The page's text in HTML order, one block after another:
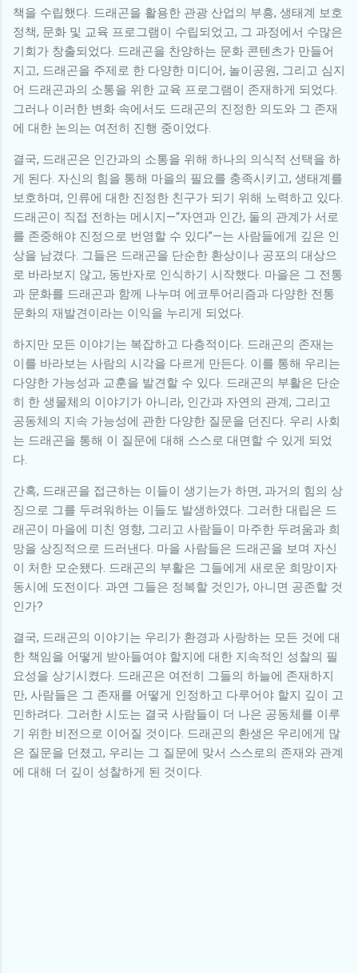
책을 수립했다. 드래곤을 활용한 관광 산업의 부흥, 생태계 보호
정책, 문화 및 교육 프로그램이 수립되었고, 그 과정에서 수많은
기회가 창출되었다. 드래곤을 찬양하는 문화 콘텐츠가 만들어
지고, 드래곤을 주제로 한 다양한 미디어, 놀이공원, 그리고 심지
어 드래곤과의 소통을 위한 교육 프로그램이 존재하게 되었다.
그러나 이러한 변화 속에서도 드래곤의 진정한 의도와 그 존재
에 대한 논의는 여전히 진행 중이었다.
결국, 드래곤은 인간과의 소통을 위해 하나의 의식적 선택을 하
게 된다. 자신의 힘을 통해 마을의 필요를 충족시키고, 생태계를
보호하며, 인류에 대한 진정한 친구가 되기 위해 노력하고 있다.
드래곤이 직접 전하는 메시지—“자연과 인간, 둘의 관계가 서로
를 존중해야 진정으로 번영할 수 있다”—는 사람들에게 깊은 인
상을 남겼다. 그들은 드래곤을 단순한 환상이나 공포의 대상으
로 바라보지 않고, 동반자로 인식하기 시작했다. 마을은 그 전통
과 문화를 드래곤과 함께 나누며 에코투어리즘과 다양한 전통
문화의 재발견이라는 이익을 누리게 되었다.
하지만 모든 이야기는 복잡하고 다층적이다. 드래곤의 존재는
이를 바라보는 사람의 시각을 다르게 만든다. 이를 통해 우리는
다양한 가능성과 교훈을 발견할 수 있다. 드래곤의 부활은 단순
히 한 생물체의 이야기가 아니라, 인간과 자연의 관계, 그리고
공동체의 지속 가능성에 관한 다양한 질문을 던진다. 우리 사회
는 드래곤을 통해 이 질문에 대해 스스로 대면할 수 있게 되었
다.
간혹, 드래곤을 접근하는 이들이 생기는가 하면, 과거의 힘의 상
징으로 그를 두려워하는 이들도 발생하였다. 그러한 대립은 드
래곤이 마을에 미친 영향, 그리고 사람들이 마주한 두려움과 희
망을 상징적으로 드러낸다. 마을 사람들은 드래곤을 보며 자신
이 처한 모순됐다. 드래곤의 부활은 그들에게 새로운 희망이자
동시에 도전이다. 과연 그들은 정복할 것인가, 아니면 공존할 것
인가?
결국, 드래곤의 이야기는 우리가 환경과 사랑하는 모든 것에 대
한 책임을 어떻게 받아들여야 할지에 대한 지속적인 성찰의 필
요성을 상기시켰다. 드래곤은 여전히 그들의 하늘에 존재하지
만, 사람들은 그 존재를 어떻게 인정하고 다루어야 할지 깊이 고
민하려다. 그러한 시도는 결국 사람들이 더 나은 공동체를 이루
기 위한 비전으로 이어질 것이다. 드래곤의 환생은 우리에게 많
은 질문을 던졌고, 우리는 그 질문에 맞서 스스로의 존재와 관계
에 대해 더 깊이 성찰하게 된 것이다.